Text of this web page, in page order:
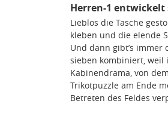
Herren-1
Lieblos die Tasche
kleben und die elende
Und dann gibt’s
sieben kombiniert, weil
Kabinendrama, von
Trikotpuzzle am Ende
Betreten des Feldes